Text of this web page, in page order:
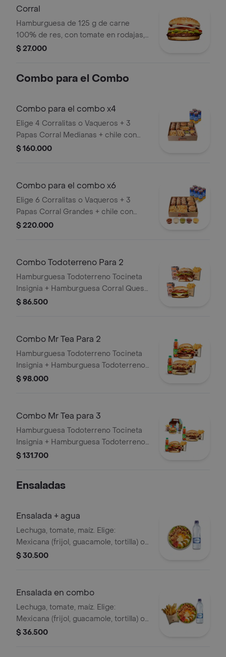
Corral
Hamburguesa de 125 g de carne
100% de res, con tomate en rodajas,
cebolla en rodajas, lechuga, salsa
$ 27.000
Combo para el Combo
Combo para el combo x4
Elige 4 Corralitas o Vaqueros + 3
Papas Corral Medianas + chile con
carne, guacamole, queso cheddar,
$ 160.000
Combo para el combo x6
Elige 6 Corralitas o Vaqueros + 3
Papas Corral Grandes + chile con
carne, guacamole, queso cheddar,
$ 220.000
Combo Todoterreno Para 2
Hamburguesa Todoterreno Tocineta
Insignia + Hamburguesa Corral Queso
+ 2 papas grandes + 2 bebidas
$ 86.500
Combo Mr Tea Para 2
Hamburguesa Todoterreno Tocineta
Insignia + Hamburguesa Todoterreno
Callejera + 2 papas grandes + 2 Mr
$ 98.000
Combo Mr Tea para 3
Hamburguesa Todoterreno Tocineta
Insignia + Hamburguesa Todoterreno
Callejera + 2 papas grandes + 2 Mr
$ 131.700
Ensaladas
Ensalada + agua
Lechuga, tomate, maíz. Elige:
Mexicana (frijol, guacamole, tortilla) o
Campestre (quesos, huevo, pepinillos)
alimentos de origen animal) + agua
$ 30.500
Ensalada en combo
Lechuga, tomate, maíz. Elige:
Mexicana (frijol, guacamole, tortilla) o
Campestre (quesos, huevo, pepinillos)
$ 36.500